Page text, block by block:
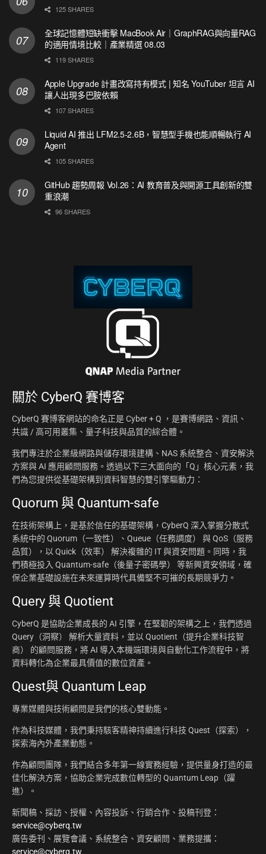
125 SHARES
全球記憶體短缺衝擊 MacBook Air｜GraphRAG與向量RAG
的適用情境比較｜產業精選 08.03
119 SHARES
Apple Upgrade 計畫改寫持有模式 | 知名 YouTuber 坦言 AI
讓人出現多巴胺依賴
107 SHARES
Liquid AI 推出 LFM2.5-2.6B，智慧型手機也能順暢執行 AI
Agent
105 SHARES
GitHub 趨勢周報 Vol.26：AI 教育普及與開源工具創新的雙
重浪潮
96 SHARES
關於 CyberQ 賽博客
CyberQ 賽博客網站的命名正是 Cyber + Q ，是賽博網路、資訊、
共識 / 高可用叢集、量子科技與品質的綜合體。
我們專注於企業級網路與儲存環境建構、NAS 系統整合、資安解決
方案與 AI 應用顧問服務。透過以下三大面向的「Q」核心元素，我
們為您提供從基礎架構到資料智慧的雙引擎驅動力：
Quorum 與 Quantum-safe
在技術架構上，是基於信任的基礎架構，CyberQ 深入掌握分散式
系統中的 Quorum（一致性）、Queue（任務調度） 與 QoS（服務
品質），以 Quick（效率） 解決複雜的 IT 與資安問題。同時，我
們積極投入 Quantum-safe（後量子密碼學） 等新興資安領域，確
保企業基礎設施在未來運算時代具備堅不可摧的長期競爭力。
Query 與 Quotient
CyberQ 是協助企業成長的 AI 引擎，在堅韌的架構之上，我們透過
Query（洞察） 解析大量資料，並以 Quotient（提升企業科技智
商） 的顧問服務，將 AI 導入本機端環境與自動化工作流程中，將
資料轉化為企業最具價值的數位資產。
Quest與 Quantum Leap
專業媒體與技術顧問是我們的核心雙動能。
作為科技媒體，我們秉持駭客精神持續進行科技 Quest（探索），
探索海內外產業動態。
作為顧問團隊，我們結合多年第一線實務經驗，提供量身打造的最
佳化解決方案，協助企業完成數位轉型的 Quantum Leap（躍
進）。
新聞稿、採訪、授權、內容投訴、行銷合作、投稿刊登：
service@cyberq.tw
廣告委刊、展覽會議、系統整合、資安顧問、業務提攜：
service@cyberq.tw